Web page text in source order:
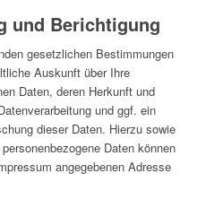
und Berichtigung
gesetzlichen Bestimmungen
Auskunft über Ihre
Daten, deren Herkunft und
und ggf. ein
dieser Daten. Hierzu sowie
Daten können
angegebenen Adresse